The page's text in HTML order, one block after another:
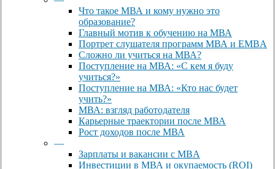
Что такое МВА и кому нужно это
образование?
Главный мотив к обучению на МВА
Портрет слушателя программ МВА и EMBA
Сложно ли учиться на МВА?
Поступление на МВА: «С кем я буду
учиться?»
Поступление на МВА: «Кто нас будет
учить?»
МВА: взгляд работодателя
Карьерные траектории после МВА
Рост доходов после МВА
—
Зарплаты и вакансии с MBA
Инвестиции в МВА и окупаемость (ROI)